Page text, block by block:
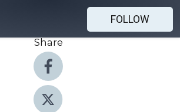
FOLLOW
Share